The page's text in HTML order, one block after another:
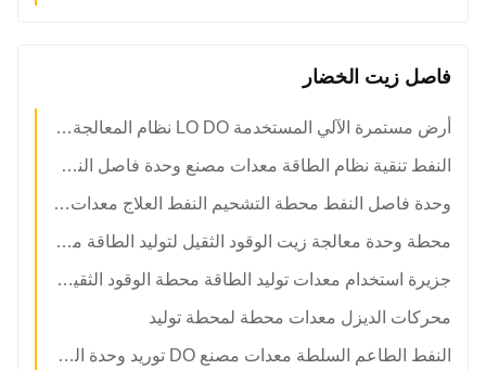
فاصل زيت الخضار​
أرض مستمرة الآلي المستخدمة LO DO نظام المعالجة المستخدمة في عملية السلطة معدات مصنع
النفط تنقية نظام الطاقة معدات مصنع وحدة فاصل النفط التشحيم
وحدة فاصل النفط محطة التشحيم النفط العلاج معدات توليد الطاقة التشحيم
محطة وحدة معالجة زيت الوقود الثقيل لتوليد الطاقة معدات توليد الطاقة
جزيرة استخدام معدات توليد الطاقة محطة الوقود الثقيل نظام المعالجة معالجة
محركات الديزل معدات محطة لمحطة توليد
النفط الطاعم السلطة معدات مصنع DO توريد وحدة الديزل النفط العلاج التزلج